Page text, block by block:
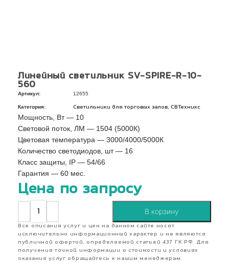
Линейный светильник SV-SPIRE-R-10-
560
Артикул: 12655
Категория: Светильники для торговых залов СВТехникс
Мощность, Вт — 10
Световой поток, ЛМ — 1504 (5000К)
Цветовая температура — 3000/4000/5000К
Количество светодиодов, шт — 16
Класс защиты, IP — 54/66
Гарантия — 60 мес.
Цена по запросу
В корзину
Все описания услуг и цен на данном сайте носят
исключительно информационный характер и не являются
публичной офертой, определяемой статьей 437 ГК РФ. Для
получения точной информации о стоимости и условиях
оказания услуг обращайтесь к нашим менеджерам.